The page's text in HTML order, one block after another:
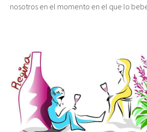
nosotros en el momento en el que lo